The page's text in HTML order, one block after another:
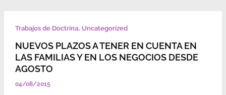
Trabajos de Doctrina, Uncategorized
NUEVOS PLAZOS A TENER EN CUENTA EN
LAS FAMILIAS Y EN LOS NEGOCIOS DESDE
AGOSTO
04/08/2015